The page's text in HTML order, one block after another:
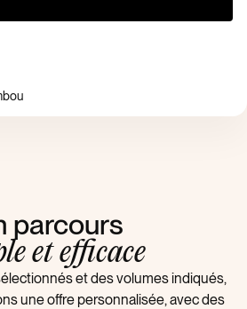
parcours
et efficace
et des volumes indiqués,
une offre personnalisée, avec des